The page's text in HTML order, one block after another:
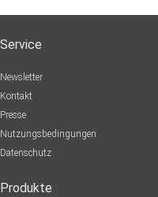
Service
Newsletter
Kontakt
Presse
Nutzungsbedingungen
Datenschutz
Produkte